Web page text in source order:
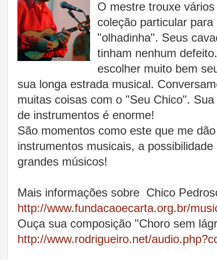
O mestre trouxe
coleção particular
"olhadinha". Seus
tinham nenhum
escolher muito bem
sua longa estrada musical.
muitas coisas com o "Seu Chico".
de instrumentos é enorme!
São momentos como este que me
instrumentos musicais, a
grandes músicos!
Mais informações sobre Chico
http://www.fundacaoecarta.org.br/
Ouça sua composição "Choro sem
http://www.rodrigueiro.net/